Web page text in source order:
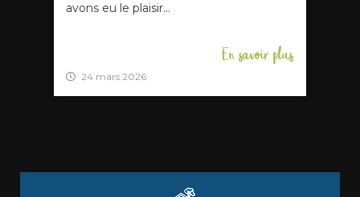
avons eu le plaisir...
En savoir plus
24 mars 2026